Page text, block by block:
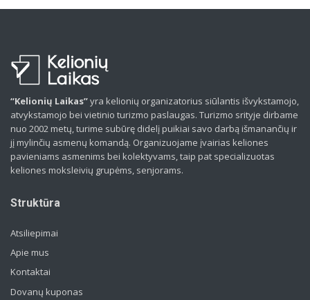
“Kelionių Laikas”yra kelionių organizatorius siūlantis išvykstamojo,
atvykstamojo bei vietinio turizmo paslaugas. Turizmo srityje dirbame
nuo 2002 metų, turime subūrę didelį puikiai savo darbą išmanančių ir
jį mylinčių asmenų komandą. Organizuojame įvairias keliones
pavieniams asmenims bei kolektyvams, taip pat specializuotas
keliones moksleivių grupėms, senjorams.
Struktūra
Atsiliepimai
Apie mus
Kontaktai
Dovanų kuponas